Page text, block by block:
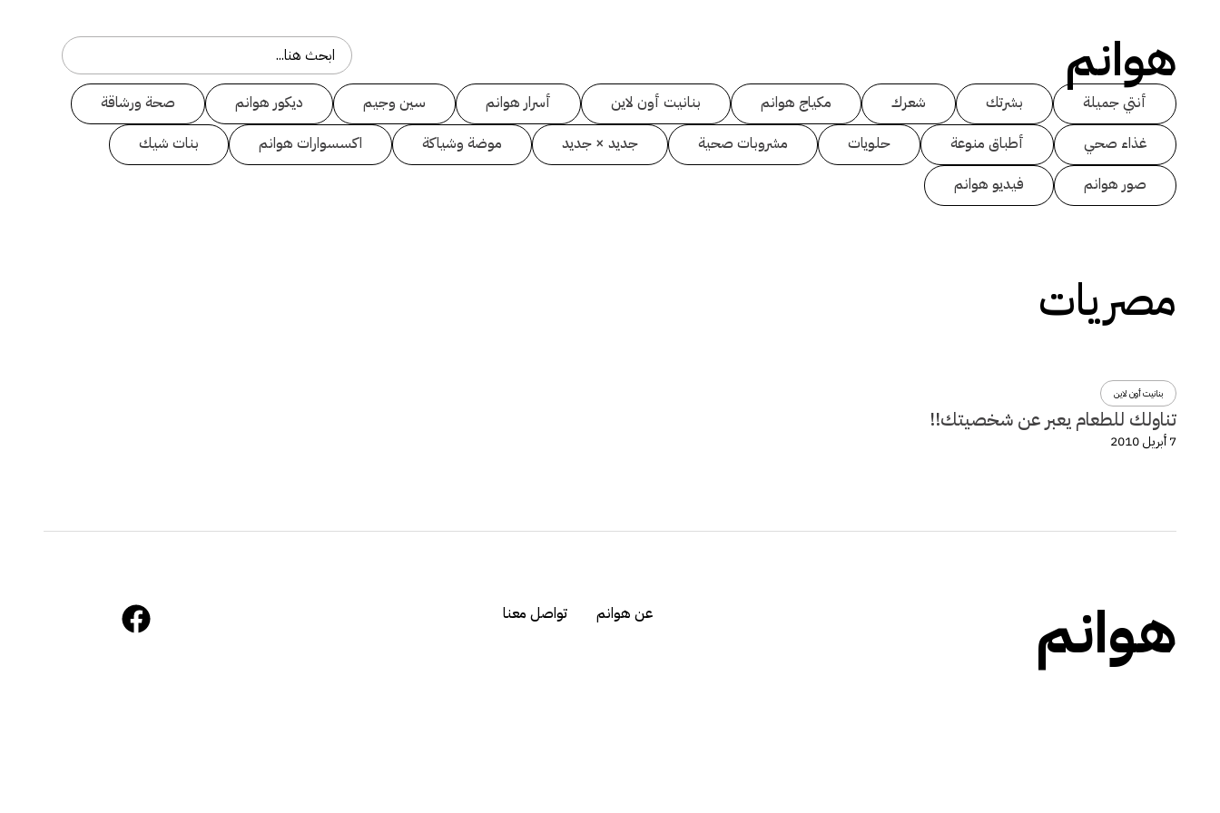
هوانم
أنتي جميلة بشرتك شعرك مكياج هوانم بنانيت أون لاين أسرار هوانم سين وجيم ديكور هوانم
صحة ورشاقة
غذاء صحي
أطباق منوعة حلويات مشروبات صحية جديد × جديد موضة وشياكة اكسسوارات هوانم
بنات شيك
صور هوانم
فيديو هوانم
مصريات
بنانيت أون لاين
تناولك للطعام يعبر عن شخصيتك!!
7 أبريل 2010
هوانم عن هوانم تواصل معنا